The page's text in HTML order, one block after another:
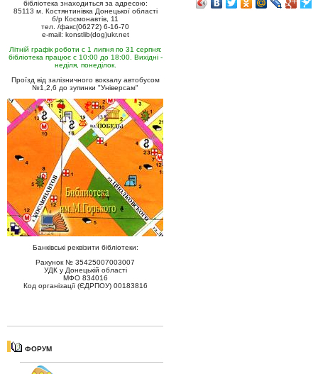
бібліотека знаходиться за адресою:
85113 м. Костянтинівка Донецької області
б/р Космонавтів, 11
тел. /факс(06272) 6-16-70
e-mail: konstlib(dog)ukr.net
Літній графік роботи с 1 липня по 31 серпня:
бібліотека працює с 10:00 до 18:00. Вихідні -
неділя, понеділок.
Проїзд від залізничного вокзалу автобусом
№1,2,6 до зупинки "Універсам"
Банківські реквізити бібліотеки:
Рахунок № 35425007003007
УДК у Донецькій області
МФО 834016
Код організації (ЄДРПОУ) 00183816
ФОРУМ